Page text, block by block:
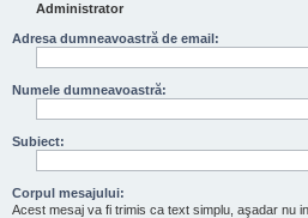
Administrator
Adresa dumneavoastră de email:
Numele dumneavoastră:
Subiect:
Corpul mesajului:
Acest mesaj va fi trimis ca text simplu, aşadar nu